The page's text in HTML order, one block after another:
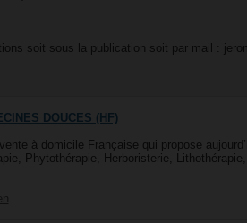
soit sous la publication soit par mail :
DOUCES (HF)
à domicile Française qui propose
Phytothérapie, Herboristerie,